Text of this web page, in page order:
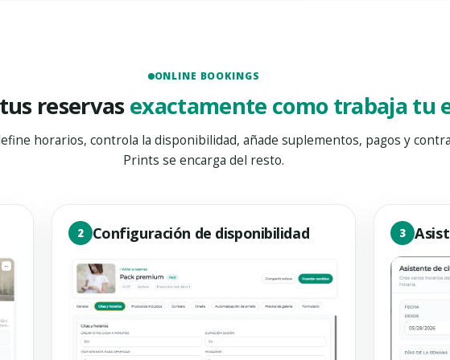
ONLINE BOOKINGS
reservasexactamente como trabaja tu
horarios, controla la disponibilidad, añade suplementos, pagos y
Prints se encarga del resto.
2 Configuración de disponibilidad 3